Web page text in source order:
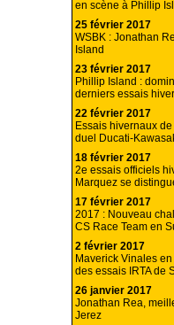
en scène à Phillip
25 février 2017
WSBK : Jonathan
Island
23 février 2017
Phillip Island :
derniers essais
22 février 2017
Essais hivernaux
duel Ducati-
18 février 2017
2e essais officiels
Marquez se
17 février 2017
2017 : Nouveau
CS Race Team en
2 février 2017
Maverick Vinales
des essais IRTA de
26 janvier 2017
Jonathan Rea,
Jerez